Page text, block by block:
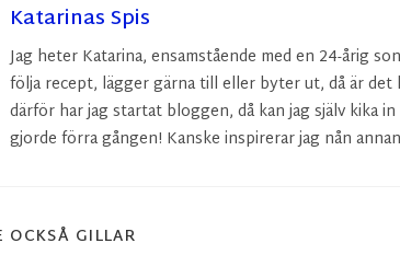
Katarinas Spis
Jag heter Katarina, ensamstående med en 24-årig
följa recept, lägger gärna till eller byter ut, då är
därför har jag startat bloggen, då kan jag själv kika
gjorde förra gången! Kanske inspirerar jag nån
OCKSÅ GILLAR